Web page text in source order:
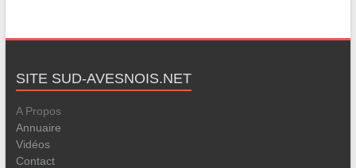
SITE SUD-AVESNOIS.NET
A Propos
Annuaire
Vidéos
Contact